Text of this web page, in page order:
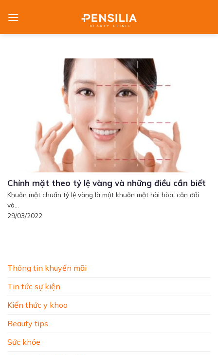
Thông tin khuyến mãi
Tin tức sự kiện
Kiến thức y khoa
Beauty tips
Sức khỏe
Chỉnh mặt theo tỷ lệ vàng và những điều cần biết
Khuôn mặt chuẩn tỷ lệ vàng là một khuôn mặt hài hòa, cân đối
và...
29/03/2022